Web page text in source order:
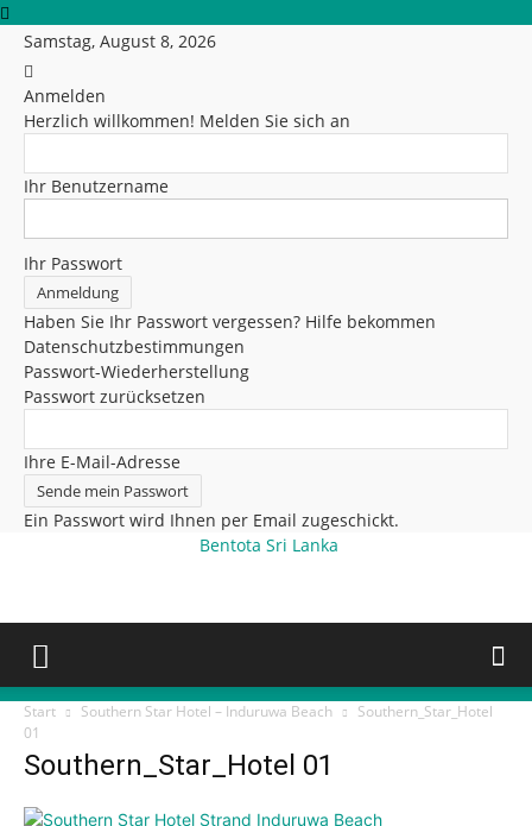
Samstag, August 8, 2026
Anmelden
Herzlich willkommen! Melden Sie sich an
Ihr Benutzername
Ihr Passwort
Haben Sie Ihr Passwort vergessen? Hilfe bekommen
Datenschutzbestimmungen
Passwort-Wiederherstellung
Passwort zurücksetzen
Ihre E-Mail-Adresse
Ein Passwort wird Ihnen per Email zugeschickt.
Bentota Sri Lanka
Start Southern Star Hotel – Induruwa Beach
Southern_Star_Hotel
01
Southern_Star_Hotel 01